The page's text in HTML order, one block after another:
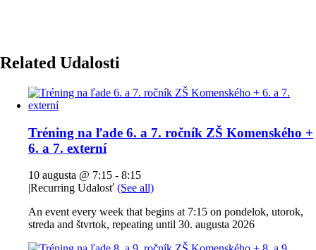
Related Udalosti
Tréning na ľade 6. a 7. ročník ZŠ Komenského +
6. a 7. externí
10 augusta @ 7:15 - 8:15
|Recurring Udalosť (See all)
An event every week that begins at 7:15 on pondelok, utorok,
streda and štvrtok, repeating until 30. augusta 2026